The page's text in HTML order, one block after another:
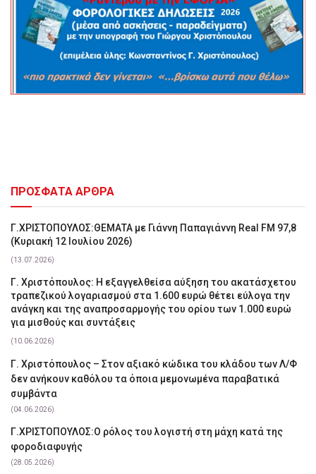
ΠΡΟΣΦΑΤΑ ΑΡΘΡΑ
Γ.ΧΡΙΣΤΟΠΟΥΛΟΣ:ΘΕΜΑΤΑ με Γιάννη Παπαγιάννη Real FM 97,8
(Κυριακή 12 Ιουλίου 2026)
(13.07.2026)
Γ. Χριστόπουλος: Η εξαγγελθείσα αύξηση του ακατάσχετου
τραπεζικού λογαριασμού στα 1.600 ευρώ θέτει εύλογα την
ανάγκη και της αναπροσαρμογής του ορίου των 1.000 ευρώ
για μισθούς και συντάξεις
(10.06.2026)
Γ. Χριστόπουλος – Στον αξιακό κώδικα του κλάδου των Λ/Φ
δεν ανήκουν καθόλου τα όποια μεμονωμένα παραβατικά
συμβάντα
(04.06.2026)
Γ.ΧΡΙΣΤΟΠΟΥΛΟΣ:Ο ρόλος του λογιστή στη μάχη κατά της
φοροδιαφυγής
(28.05.2026)